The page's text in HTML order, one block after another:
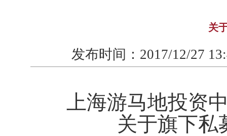
关
发布时间： 2017/12/27
上海游马地投资
关于旗下私